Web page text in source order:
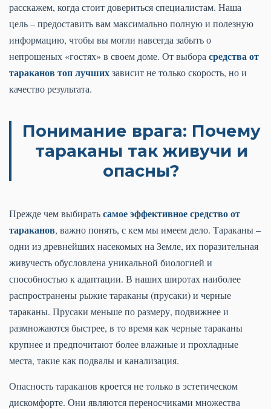
расскажем, когда стоит довериться специалистам. Наша
цель – предоставить вам максимально полную и полезную
информацию, чтобы вы могли навсегда забыть о
непрошеных «гостях» в своем доме. От выбора средства от
тараканов топ лучшихзависит не только скорость, но и
качество результата.
Понимание врага: Почему
тараканы так живучи и
опасны?
Прежде чем выбиратьсамое эффективное средство от
тараканов, важно понять, с кем мы имеем дело. Тараканы –
одни из древнейших насекомых на Земле, их поразительная
живучесть обусловлена уникальной биологией и
способностью к адаптации. В наших широтах наиболее
распространены рыжие тараканы (прусаки) и черные
тараканы. Прусаки меньше по размеру, подвижнее и
размножаются быстрее, в то время как черные тараканы
крупнее и предпочитают более влажные и прохладные
места, такие как подвалы и канализация.
Опасность тараканов кроется не только в эстетическом
дискомфорте. Они являются переносчиками множества